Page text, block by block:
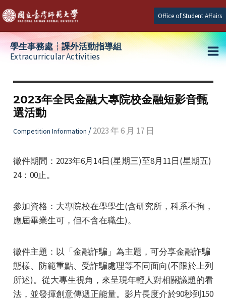
Skip
to
content
Office of Student Affairs
學生事務處┆課外活動指導組
Extracurricular Activities
2023年全民金融大專院校金融短影音甄
選活動
Competition Information /2023 年 6 月 17 日
徵件期間：2023年6月14日(星期三)至8月11日(星期五)
24：00止。
參加資格：大專院校在學學生(含研究所，科系不拘，
應屆畢業生可，但不含在職生)。
徵件主題：以「金融詐騙」為主題，可分享金融詐騙
態樣、防範重點、受詐騙處理等不同面向(不限於上列
所述)。從大專生視角，來呈現年輕人對相關議題的看
法，並發揮創意傳遞正能量。影片長度介於90秒到150